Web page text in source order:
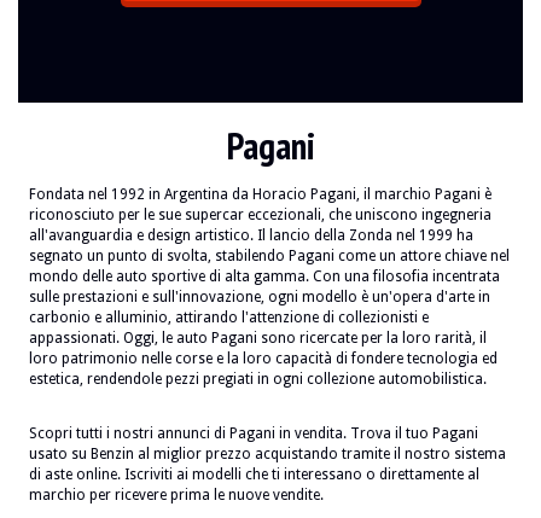
Pagani
Fondata nel 1992 in Argentina da Horacio Pagani, il marchio Pagani è
riconosciuto per le sue supercar eccezionali, che uniscono ingegneria
all'avanguardia e design artistico. Il lancio della Zonda nel 1999 ha
segnato un punto di svolta, stabilendo Pagani come un attore chiave nel
mondo delle auto sportive di alta gamma. Con una filosofia incentrata
sulle prestazioni e sull'innovazione, ogni modello è un'opera d'arte in
carbonio e alluminio, attirando l'attenzione di collezionisti e
appassionati. Oggi, le auto Pagani sono ricercate per la loro rarità, il
loro patrimonio nelle corse e la loro capacità di fondere tecnologia ed
estetica, rendendole pezzi pregiati in ogni collezione automobilistica.
Scopri tutti i nostri annunci di Pagani in vendita. Trova il tuo Pagani
usato su Benzin al miglior prezzo acquistando tramite il nostro sistema
di aste online. Iscriviti ai modelli che ti interessano o direttamente al
marchio per ricevere prima le nuove vendite.